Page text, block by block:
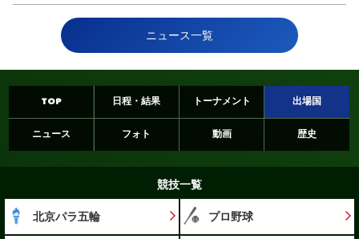
ニュース一覧
TOP 日程・結果 トーナメント 出場国
ニュース フォト 動画 歴史
競技一覧
北京パラ五輪 プロ野球